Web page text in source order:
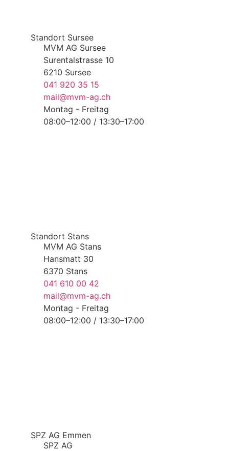
Standort Sursee
MVM AG Sursee
Surentalstrasse 10
6210 Sursee
041 920 35 15
mail@mvm-ag.ch
Montag - Freitag
08:00–12:00 / 13:30–17:00
Standort Stans
MVM AG Stans
Hansmatt 30
6370 Stans
041 610 00 42
mail@mvm-ag.ch
Montag - Freitag
08:00–12:00 / 13:30–17:00
SPZ AG Emmen
SPZ AG